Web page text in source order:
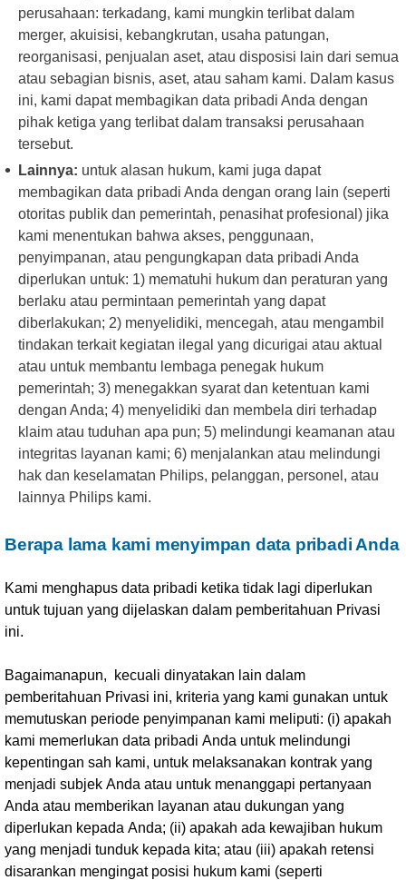
perusahaan: terkadang, kami mungkin terlibat dalam
merger, akuisisi, kebangkrutan, usaha patungan,
reorganisasi, penjualan aset, atau disposisi lain dari semua
atau sebagian bisnis, aset, atau saham kami. Dalam kasus
ini, kami dapat membagikan data pribadi Anda dengan
pihak ketiga yang terlibat dalam transaksi perusahaan
tersebut.
Lainnya: untuk alasan hukum, kami juga dapat
membagikan data pribadi Anda dengan orang lain (seperti
otoritas publik dan pemerintah, penasihat profesional) jika
kami menentukan bahwa akses, penggunaan,
penyimpanan, atau pengungkapan data pribadi Anda
diperlukan untuk: 1) mematuhi hukum dan peraturan yang
berlaku atau permintaan pemerintah yang dapat
diberlakukan; 2) menyelidiki, mencegah, atau mengambil
tindakan terkait kegiatan ilegal yang dicurigai atau aktual
atau untuk membantu lembaga penegak hukum
pemerintah; 3) menegakkan syarat dan ketentuan kami
dengan Anda; 4) menyelidiki dan membela diri terhadap
klaim atau tuduhan apa pun; 5) melindungi keamanan atau
integritas layanan kami; 6) menjalankan atau melindungi
hak dan keselamatan Philips, pelanggan, personel, atau
lainnya Philips kami.
Berapa lama kami menyimpan data pribadi Anda
Kami menghapus data pribadi ketika tidak lagi diperlukan
untuk tujuan yang dijelaskan dalam pemberitahuan Privasi
ini.
Bagaimanapun, kecuali dinyatakan lain dalam
pemberitahuan Privasi ini, kriteria yang kami gunakan untuk
memutuskan periode penyimpanan kami meliputi: (i) apakah
kami memerlukan data pribadi Anda untuk melindungi
kepentingan sah kami, untuk melaksanakan kontrak yang
menjadi subjek Anda atau untuk menanggapi pertanyaan
Anda atau memberikan layanan atau dukungan yang
diperlukan kepada Anda; (ii) apakah ada kewajiban hukum
yang menjadi tunduk kepada kita; atau (iii) apakah retensi
disarankan mengingat posisi hukum kami (seperti